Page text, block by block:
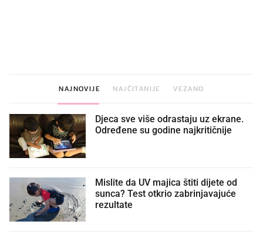
NAJNOVIJE NAJČITANIJE VEZANO
Djeca sve više odrastaju uz ekrane.
Određene su godine najkritičnije
Mislite da UV majica štiti dijete od
sunca? Test otkrio zabrinjavajuće
rezultate